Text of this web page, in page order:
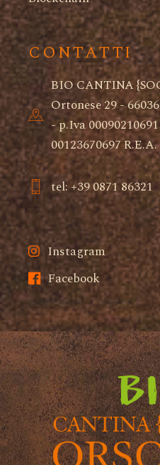
CONTATTI
BIO CANTINA
Ortonese 29 -
- p.Iva
00123670697
tel: +39 0871 86321
Instagram
Facebook